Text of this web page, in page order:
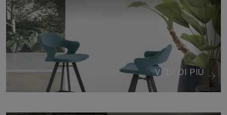
VEDI DI PIÙ